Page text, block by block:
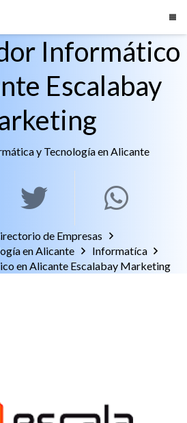
Informático
Escalabay
y Tecnología en Alicante
de Empresas
en Alicante
Informatíca
en Alicante Escalabay Marketing